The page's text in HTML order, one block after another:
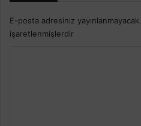
E-posta adresiniz yayınlanmayacak.
işaretlenmişlerdir